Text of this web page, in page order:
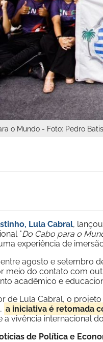
o Mundo - Foto: Pedro
Lula Cabral,
"Do Cabo para o
experiência de
agosto e setembro
meio do contato com
acadêmico e
de Lula Cabral, o
a iniciativa é retomada
vivência internacional
de Política e